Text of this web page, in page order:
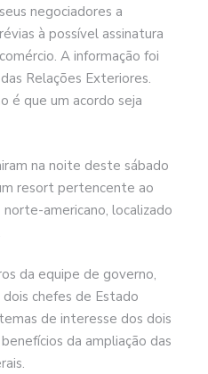
negociadores a
à possível assinatura
A informação foi
Relações Exteriores.
é que um acordo seja
na noite deste sábado
resort pertencente ao
americano, localizado
da equipe de governo,
chefes de Estado
de interesse dos dois
da ampliação das